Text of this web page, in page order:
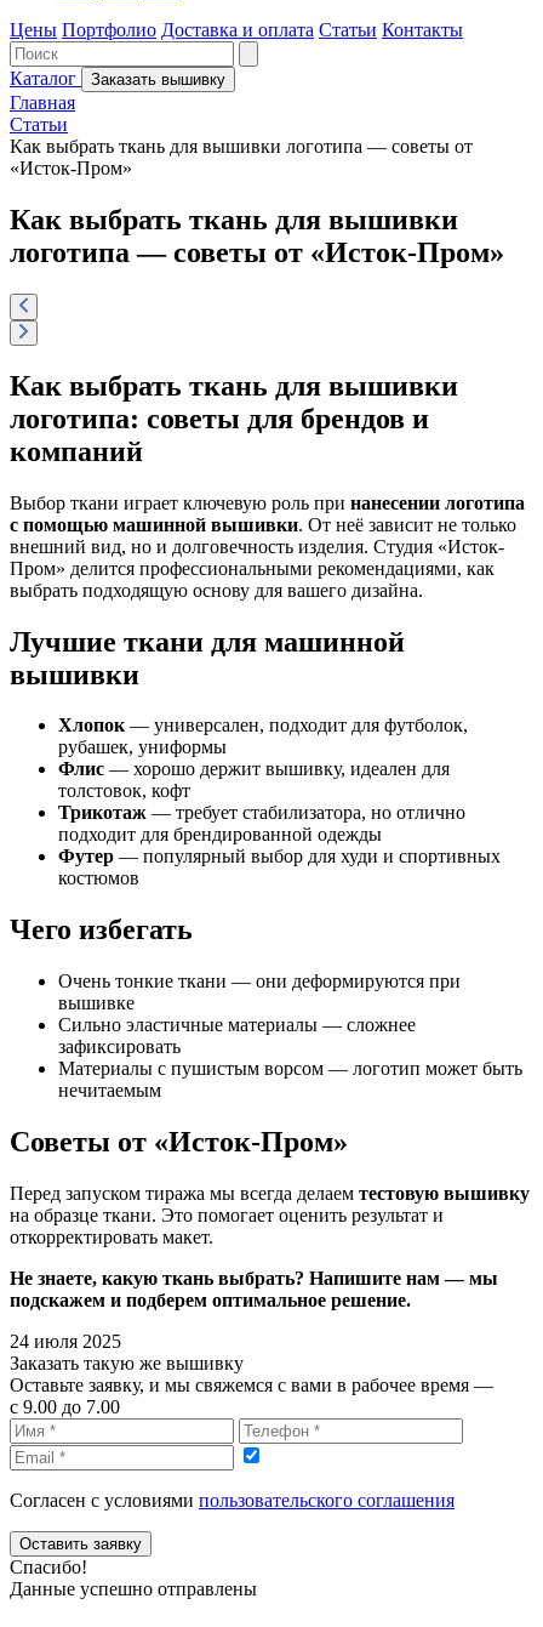
Цены Портфолио Доставка и оплата Статьи Контакты
Каталог Заказать вышивку
Главная
Статьи
Как выбрать ткань для вышивки логотипа — советы от
«Исток-Пром»
Как выбрать ткань для вышивки
логотипа — советы от «Исток-Пром»
Как выбрать ткань для вышивки
логотипа: советы для брендов и
компаний
Выбор ткани играет ключевую роль при нанесении логотипа
с помощью машинной вышивки. От неё зависит не только
внешний вид, но и долговечность изделия. Студия «Исток-
Пром» делится профессиональными рекомендациями, как
выбрать подходящую основу для вашего дизайна.
Лучшие ткани для машинной
вышивки
Хлопок— универсален, подходит для футболок,
рубашек, униформы
Флис — хорошо держит вышивку, идеален для
толстовок, кофт
Трикотаж — требует стабилизатора, но отлично
подходит для брендированной одежды
Футер — популярный выбор для худи и спортивных
костюмов
Чего избегать
Очень тонкие ткани — они деформируются при
вышивке
Сильно эластичные материалы — сложнее
зафиксировать
Материалы с пушистым ворсом — логотип может быть
нечитаемым
Советы от «Исток-Пром»
Перед запуском тиража мы всегда делаем тестовую вышивку
на образце ткани. Это помогает оценить результат и
откорректировать макет.
Не знаете, какую ткань выбрать? Напишите нам — мы
подскажем и подберем оптимальное решение.
24 июля 2025
Заказать такую же вышивку
Оставьте заявку, и мы свяжемся с вами в рабочее время —
c 9.00 до 7.00
Согласен с условиями пользовательского соглашения
Оставить заявку
Спасибо!
Данные успешно отправлены